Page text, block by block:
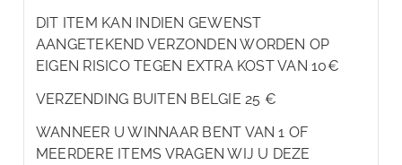
DIT ITEM KAN INDIEN GEWENST
AANGETEKEND VERZONDEN WORDEN OP
EIGEN RISICO TEGEN EXTRA KOST VAN 10€
VERZENDING BUITEN BELGIE 25 €
WANNEER U WINNAAR BENT VAN 1 OF
MEERDERE ITEMS VRAGEN WIJ U DEZE